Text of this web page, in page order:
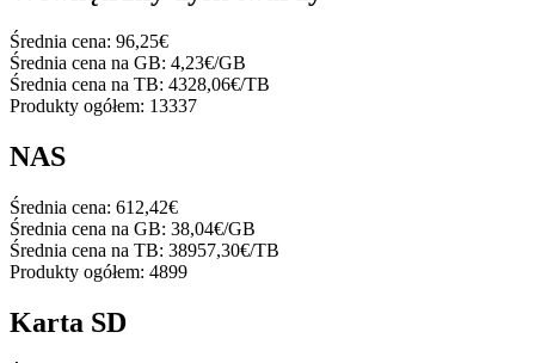
Średnia cena: 96,25€
Średnia cena na GB: 4,23€/GB
Średnia cena na TB: 4328,06€/TB
Produkty ogółem: 13337
NAS
Średnia cena: 612,42€
Średnia cena na GB: 38,04€/GB
Średnia cena na TB: 38957,30€/TB
Produkty ogółem: 4899
Karta SD